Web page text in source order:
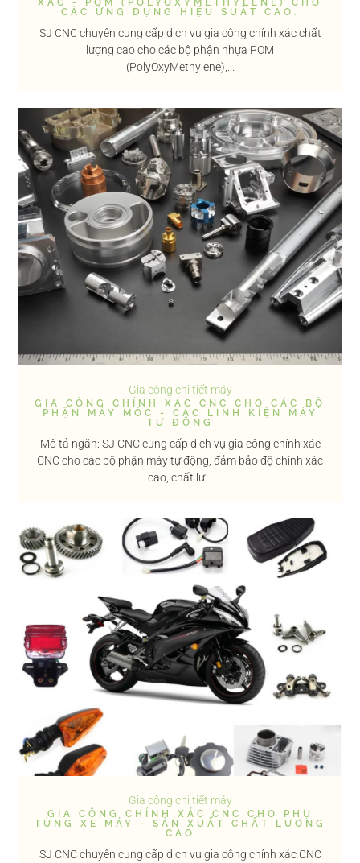
CÁC ỨNG DỤNG HIỆU SUẤT CAO.
SJ CNC chuyên cung cấp dịch vụ gia công chính xác chất
lượng cao cho các bộ phận nhựa POM
(PolyOxyMethylene),...
Gia công chi tiết máy
GIA CÔNG CHÍNH XÁC CNC CHO CÁC BỘ
PHẬN MÁY MÓC - CÁC LINH KIỆN MÁY
TỰ ĐỘNG
Mô tả ngắn: SJ CNC cung cấp dịch vụ gia công chính xác
CNC cho các bộ phận máy tự động, đảm bảo độ chính xác
cao, chất lư...
Gia công chi tiết máy
GIA CÔNG CHÍNH XÁC CNC CHO PHỤ
TÙNG XE MÁY - SẢN XUẤT CHẤT LƯỢNG
CAO
SJ CNC chuyên cung cấp dịch vụ gia công chính xác CNC